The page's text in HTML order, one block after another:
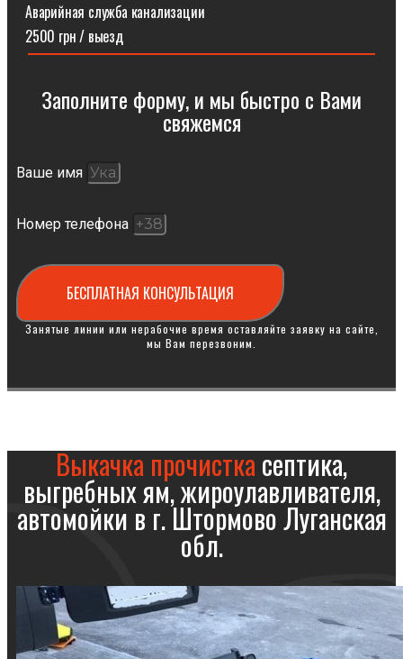
Аварийная служба канализации
2500 грн / выезд
Заполните форму, и мы быстро с Вами
свяжемся​
Ваше имя
Номер телефона
БЕСПЛАТНАЯ КОНСУЛЬТАЦИЯ
Занятые линии или нерабочие время оставляйте заявку на сайте,
мы Вам перезвоним.
Выкачка прочисткасептика,
выгребных ям, жироулавливателя,
автомойки в г. Штормово Луганская
обл.